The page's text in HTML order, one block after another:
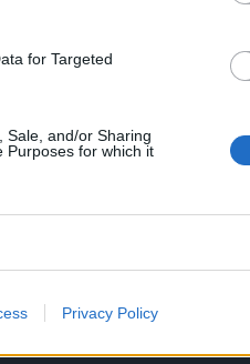
for Targeted
Sale, and/or Sharing
Purposes for which it
Privacy Policy
naringin, koji je deo
membrana gorkog ukusa.
tiamin u zelenom čaju
oko vaših unutrašnjih